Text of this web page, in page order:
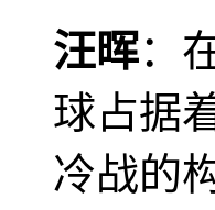
汪晖：
球占据
冷战的